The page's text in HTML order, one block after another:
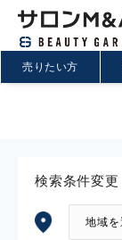
売りたい方
検索条件変更